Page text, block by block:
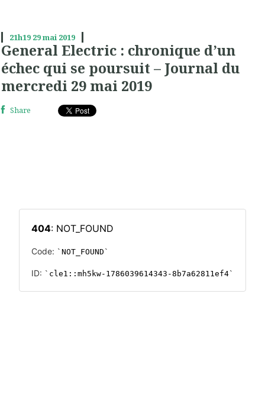
21h19 29mai 2019
General Electric : chronique d’un
échec qui se poursuit – Journal du
mercredi 29 mai 2019
Share